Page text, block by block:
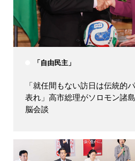
「自由民主」
「就任間もない訪日は伝統的
表れ」高市総理がソロモン諸
脳会談